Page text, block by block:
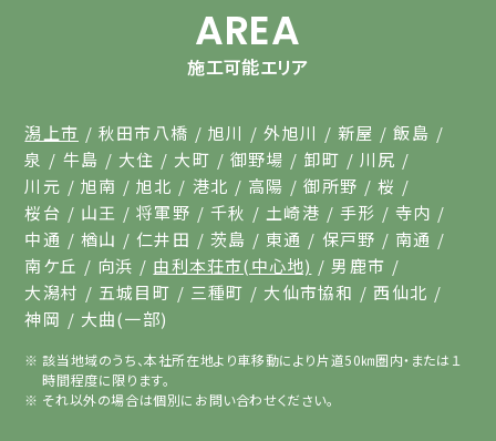
AREA
施工可能エリア
潟上市 秋田市八橋 旭川 外旭川 新屋
飯島
泉
牛島 大住 大町 御野場 卸町
川尻
川元
旭南 旭北 港北 高陽 御所野
桜
桜台
山王 将軍野 千秋 土崎港 手形
寺内
中通
楢山 仁井田 茨島 東通 保戸野
南通
南ケ丘
向浜 由利本荘市(中心地)
男鹿市
大潟村
五城目町 三種町 大仙市協和
西仙北
神岡
大曲(一部)
該当地域のうち、本社所在地より車移動により片道50㎞圏内・または１
時間程度に限ります。
それ以外の場合は個別にお問い合わせください。